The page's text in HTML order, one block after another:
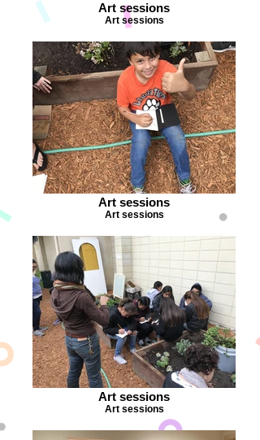
Art sessions
Art sessions
Art sessions
Art sessions
Art sessions
Art sessions